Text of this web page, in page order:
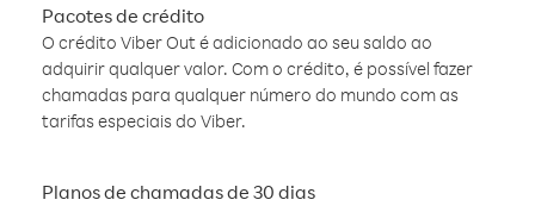
Pacotes de crédito
O crédito Viber Out é adicionado ao seu saldo ao
adquirir qualquer valor. Com o crédito, é possível fazer
chamadas para qualquer número do mundo com as
tarifas especiais do Viber.
Planos de chamadas de 30 dias